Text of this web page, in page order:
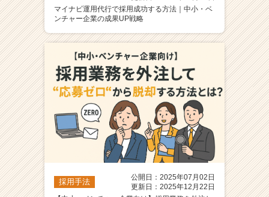
マイナビ運用代行で採用成功する方法｜中小・ベ
ンチャー企業の成果UP戦略
採用手法
公開日：2025年07月02日
更新日：2025年12月22日